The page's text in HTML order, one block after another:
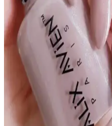
Mara Nude Oje Serisi, doğal ve
seçeneğiyle günlük kullanım için
kolay uygulama ve uzun
Şeffaf Renkli Oje
Tırnaklara Ulaşma
Şeffaf oje, doğal ve parlak
uygulama teknikleriyle dayanıklı
rutininize şıklık katın.
Sedefli Oje Trendleri ve